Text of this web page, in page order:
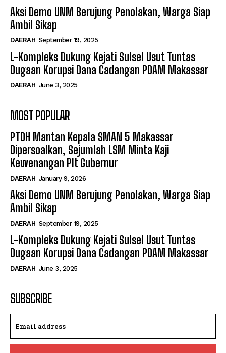
Aksi Demo UNM Berujung Penolakan, Warga Siap
Ambil Sikap
DAERAH September 19, 2025
L-Kompleks Dukung Kejati Sulsel Usut Tuntas
Dugaan Korupsi Dana Cadangan PDAM Makassar
DAERAH June 3, 2025
MOST POPULAR
PTDH Mantan Kepala SMAN 5 Makassar
Dipersoalkan, Sejumlah LSM Minta Kaji
Kewenangan Plt Gubernur
DAERAH January 9, 2026
Aksi Demo UNM Berujung Penolakan, Warga Siap
Ambil Sikap
DAERAH September 19, 2025
L-Kompleks Dukung Kejati Sulsel Usut Tuntas
Dugaan Korupsi Dana Cadangan PDAM Makassar
DAERAH June 3, 2025
SUBSCRIBE